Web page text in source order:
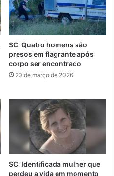
SC: Quatro homens são
presos em flagrante após
corpo ser encontrado
20 de março de 2026
SC: Identificada mulher que
perdeu a vida em momento